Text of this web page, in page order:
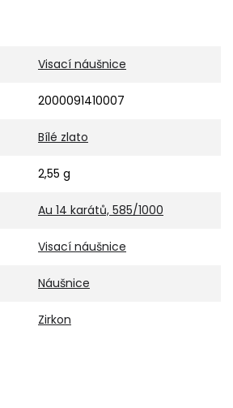
Visací náušnice
2000091410007
Bílé zlato
2,55 g
Au 14 karátů, 585/1000
Visací náušnice
Náušnice
Zirkon